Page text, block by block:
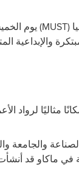
(
MUST) يوم
والإبداعية
مثاليًا لرواد
ماكاو قد أنشأت